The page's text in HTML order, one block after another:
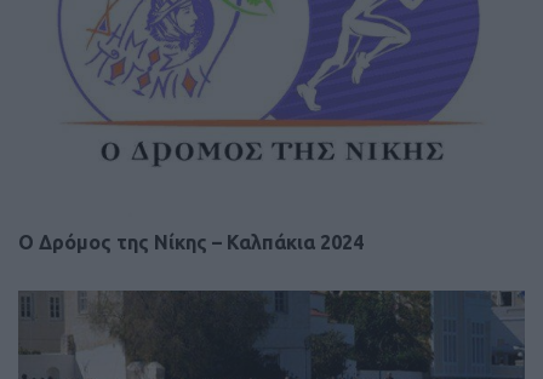
Ο Δρόμος της Νίκης – Καλπάκια 2024